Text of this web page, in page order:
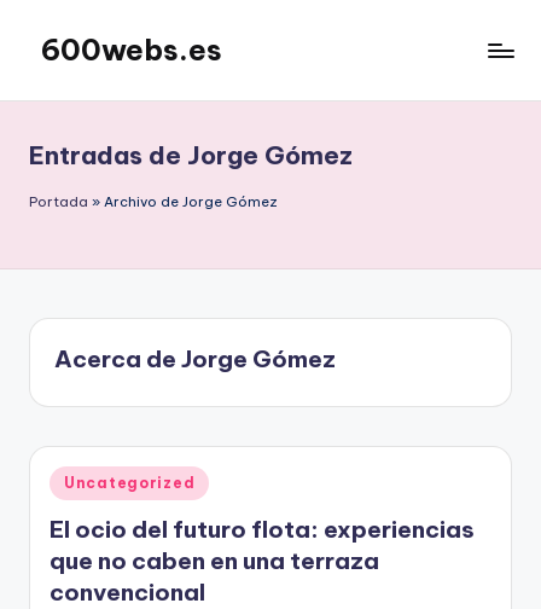
Saltar
contenido
600webs.es
Entradas de Jorge Gómez
Portada » Archivo de Jorge Gómez
Acerca de Jorge Gómez
Publicado
en
Uncategorized
El ocio del futuro flota: experiencias
que no caben en una terraza
convencional